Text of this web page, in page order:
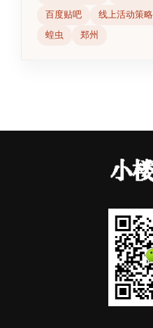
百度贴吧 线上活动策略
蝗虫 郑州